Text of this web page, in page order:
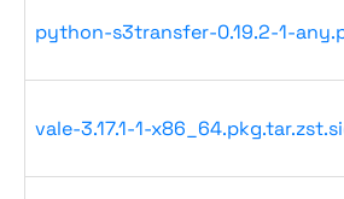
python-s3transfer-0.19.2-1-
vale-3.17.1-1-